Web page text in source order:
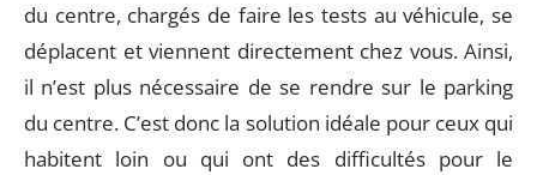
du centre, chargés de faire les tests au véhicule, se
déplacent et viennent directement chez vous. Ainsi,
il n’est plus nécessaire de se rendre sur le parking
du centre. C’est donc la solution idéale pour ceux qui
habitent loin ou qui ont des difficultés pour le